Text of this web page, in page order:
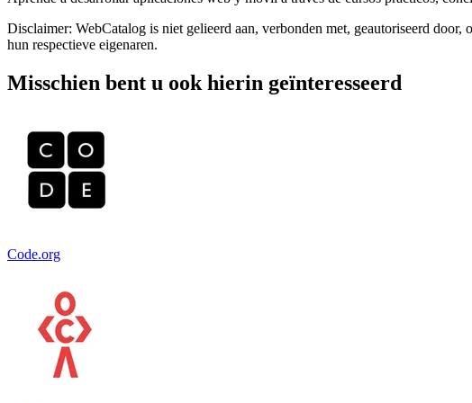
Disclaimer: WebCatalog is niet gelieerd aan, verbonden met, geautoriseerd
hun respectieve eigenaren.
Misschien bent u ook hierin geïnteresseerd
Code.org